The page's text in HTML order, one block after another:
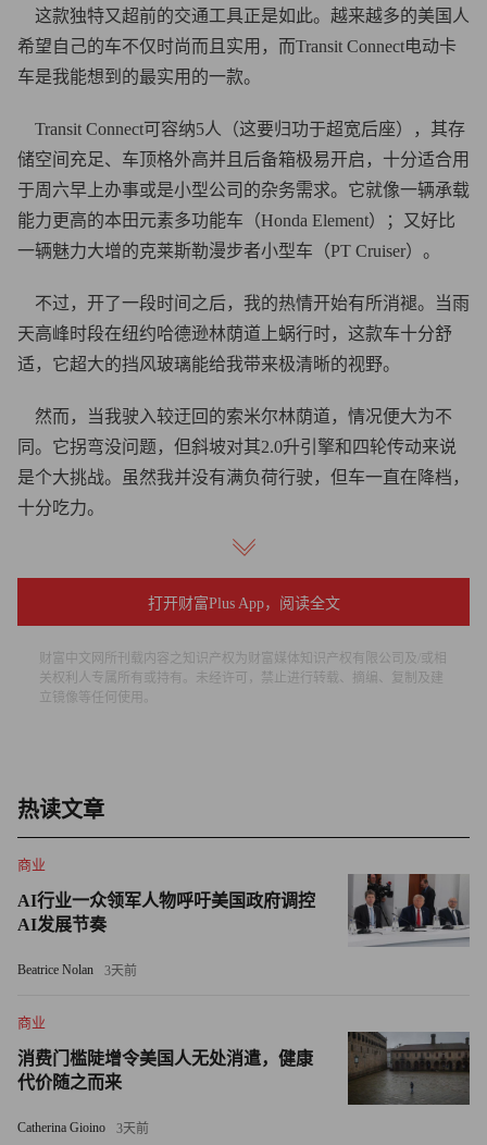
这款独特又超前的交通工具正是如此。越来越多的美国人
希望自己的车不仅时尚而且实用，而Transit Connect电动卡
车是我能想到的最实用的一款。
Transit Connect可容纳5人（这要归功于超宽后座），其存
储空间充足、车顶格外高并且后备箱极易开启，十分适合用
于周六早上办事或是小型公司的杂务需求。它就像一辆承载
能力更高的本田元素多功能车（Honda Element）；又好比
一辆魅力大增的克莱斯勒漫步者小型车（PT Cruiser）。
不过，开了一段时间之后，我的热情开始有所消褪。当雨
天高峰时段在纽约哈德逊林荫道上蜗行时，这款车十分舒
适，它超大的挡风玻璃能给我带来极清晰的视野。
然而，当我驶入较迂回的索米尔林荫道，情况便大为不
同。它拐弯没问题，但斜坡对其2.0升引擎和四轮传动来说
是个大挑战。虽然我并没有满负荷行驶，但车一直在降档，
十分吃力。
车开出纽约时我想调一下无线电台，结果再次大失所望。
福特（Ford）首席执行官艾伦•穆拉利（Alan Mulally）曾
命产品规划人员为所有福特车加上统一驱动接口，就像波音
不过，TC电动车非常坚固，每加仑汽油行驶的里程数相
价定得也算合理，（包配送）仅需23,000多美元（我的试驾
车售价为24, 975美元）。
作为荣获“北美年度卡车奖”提名的一款车（North
动卡车性能和创意都颇为出众。它开启了一个全新的市场，
名为“小型超实用多功能车”或“超高车顶运输车”。
TC电动卡车后部载货空间极大，可供人躺卧，这使它必
将深受某些人群欢迎——如滑雪迷、冲浪者及那些狂欢后无
打开财富Plus App，阅读全文
财富中文网所刊载内容之知识产权为财富媒体知识产权有限公司及/或相
关权利人专属所有或持有。未经许可，禁止进行转载、摘编、复制及建
立镜像等任何使用。
热读文章
商业
AI行业一众领军人物呼吁美国政府调控
AI发展节奏
Beatrice Nolan 3天前
商业
消费门槛陡增令美国人无处消遣，健康
代价随之而来
Catherina Gioino 3天前